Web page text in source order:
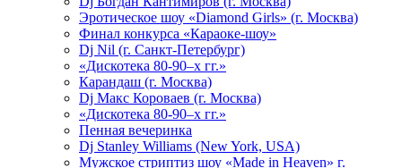
Эротическое шоу «Diamond Girls» (г. Москва)
Финал конкурса «Караоке-шоу»
Dj Nil (г. Санкт-Петербург)
«Дискотека 80-90–х гг.»
Карандаш (г. Москва)
Dj Макс Короваев (г. Москва)
«Дискотека 80-90–х гг.»
Пенная вечеринка
Dj Stanley Williams (New York, USA)
Мужское стриптиз шоу «Made in Heaven» г.